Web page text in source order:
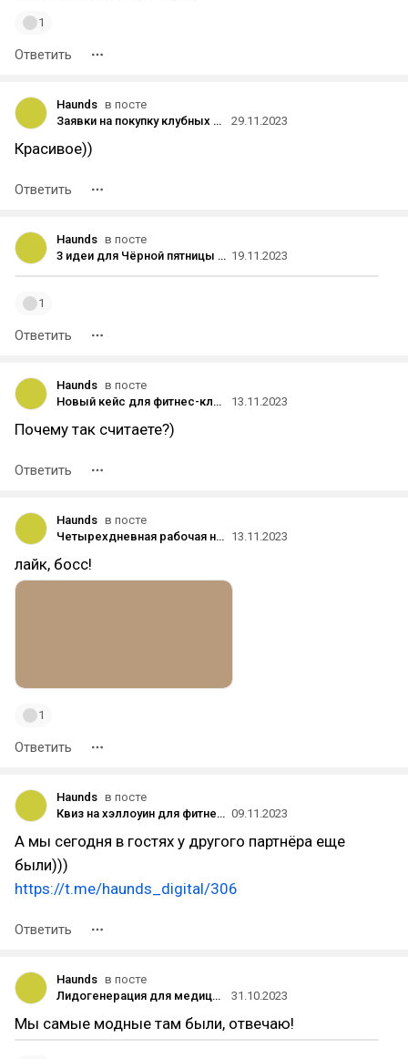
1
Ответить
Haunds в посте
Заявки на покупку клубных карт по 1200 руб в честь дня рождения World Class PREMIUM в Ростове
29.11.2023
Красивое))
Ответить
Haunds в посте
3 идеи для Чёрной пятницы в фитнес-клубе, которые интереснее, чем «Скидки до 90%» 19.11.2023
1
Ответить
Haunds в посте
Новый кейс для фитнес-клуба в сегменте «бизнес»
13.11.2023
Почему так считаете?)
Ответить
Haunds в посте
Четырехдневная рабочая неделя или как завоевать любовь поколений Y и Z на рынке труда 13.11.2023
лайк, босс!
1
Ответить
Haunds в посте
Квиз на хэллоуин для фитнес-клуба с конверсией в 20% 09.11.2023
А мы сегодня в гостях у другого партнёра еще
были)))
https://t.me/haunds_digital/306
Ответить
Haunds в посте
Лидогенерация для медицины и бьюти. Инсайты с VK Digital Day
31.10.2023
Мы самые модные там были, отвечаю!